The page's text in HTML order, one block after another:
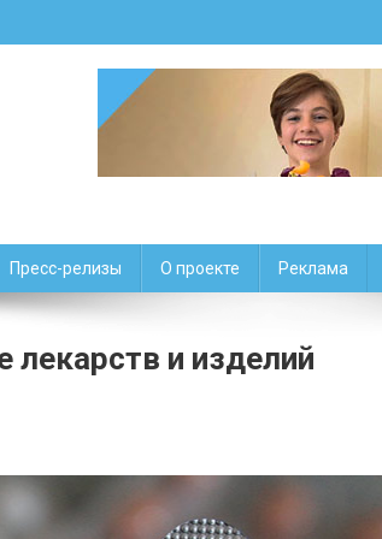
Пресс-релизы О проекте Реклама
лекарств и изделий